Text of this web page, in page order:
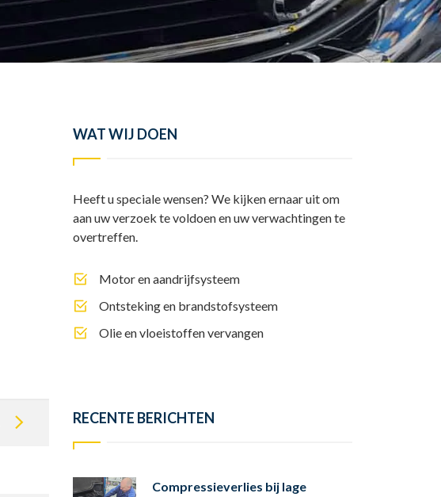
WAT WIJ DOEN
Heeft u speciale wensen? We kijken ernaar uit om
aan uw verzoek te voldoen en uw verwachtingen te
overtreffen.
Motor en aandrijfsysteem
Ontsteking en brandstofsysteem
Olie en vloeistoffen vervangen
RECENTE BERICHTEN
Compressieverlies bij lage
I
n
A
p
L
i
l
e
n